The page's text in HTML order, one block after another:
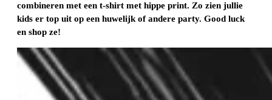
combineren met een t-shirt met hippe print. Zo zien jullie
kids er top uit op een huwelijk of andere party. Good luck
en shop ze!